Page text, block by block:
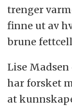
trenger
finne ut av
brune
Lise Madsen
har forsket
at